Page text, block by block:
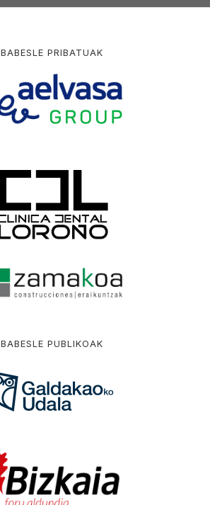
BABESLE PRIBATUAK
BABESLE PUBLIKOAK